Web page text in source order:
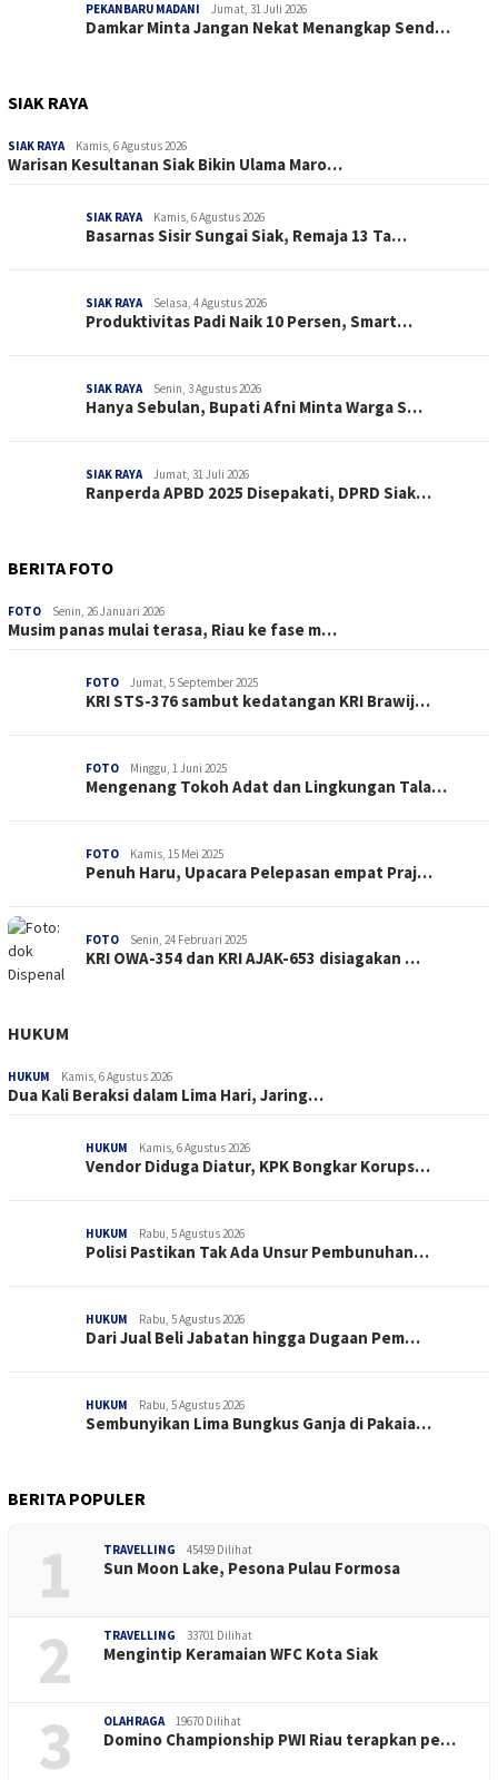
PEKANBARU MADANI Jumat, 31 Juli 2026
Damkar Minta Jangan Nekat Menangkap Send…
SIAK RAYA
SIAK RAYA Kamis, 6 Agustus 2026
Warisan Kesultanan Siak Bikin Ulama Maro…
SIAK RAYA Kamis, 6 Agustus 2026
Basarnas Sisir Sungai Siak, Remaja 13 Ta…
SIAK RAYA Selasa, 4 Agustus 2026
Produktivitas Padi Naik 10 Persen, Smart…
SIAK RAYA Senin, 3 Agustus 2026
Hanya Sebulan, Bupati Afni Minta Warga S…
SIAK RAYA Jumat, 31 Juli 2026
Ranperda APBD 2025 Disepakati, DPRD Siak…
BERITA FOTO
FOTO Senin, 26 Januari 2026
Musim panas mulai terasa, Riau ke fase m…
FOTO Jumat, 5 September 2025
KRI STS-376 sambut kedatangan KRI Brawij…
FOTO Minggu, 1 Juni 2025
Mengenang Tokoh Adat dan Lingkungan Tala…
FOTO Kamis, 15 Mei 2025
Penuh Haru, Upacara Pelepasan empat Praj…
FOTO Senin, 24 Februari 2025
KRI OWA-354 dan KRI AJAK-653 disiagakan …
HUKUM
HUKUM Kamis, 6 Agustus 2026
Dua Kali Beraksi dalam Lima Hari, Jaring…
HUKUM Kamis, 6 Agustus 2026
Vendor Diduga Diatur, KPK Bongkar Korups…
HUKUM Rabu, 5 Agustus 2026
Polisi Pastikan Tak Ada Unsur Pembunuhan…
HUKUM Rabu, 5 Agustus 2026
Dari Jual Beli Jabatan hingga Dugaan Pem…
HUKUM Rabu, 5 Agustus 2026
Sembunyikan Lima Bungkus Ganja di Pakaia…
BERITA POPULER
1 TRAVELLING 45459 Dilihat
Sun Moon Lake, Pesona Pulau Formosa
2 TRAVELLING 33701 Dilihat
Mengintip Keramaian WFC Kota Siak
3 OLAHRAGA 19670 Dilihat
Domino Championship PWI Riau terapkan pe…